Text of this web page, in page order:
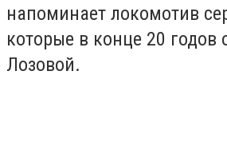
напоминает локомотив
которые в конце 20 годов
Лозовой.